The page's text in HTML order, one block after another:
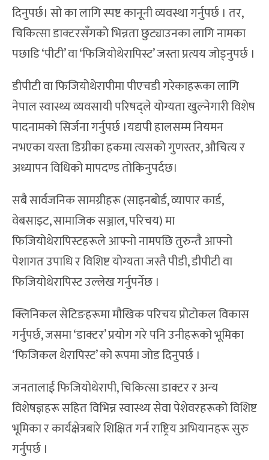
दिनुपर्छ। सो का लागि स्पष्ट कानूनी व्यवस्था गर्नुपर्छ । तर,
चिकित्सा डाक्टरसँगको भिन्नता छुट्याउनका लागि नामका
पछाडि ‘पीटी’ वा ‘फिजियोथेरापिस्ट’ जस्ता प्रत्यय जोड्नुपर्छ ।
डीपीटी वा फिजियोथेरापीमा पीएचडी गरेकाहरूका लागि
नेपाल स्वास्थ्य व्यवसायी परिषद्ले योग्यता खुल्नेगारी विशेष
पादनामको सिर्जना गर्नुपर्छ ।यद्यपी हालसम्म नियमन
नभएका यस्ता डिग्रीका हकमा त्यसको गुणस्तर, औचित्य र
अध्यापन विधिको मापदण्ड तोकिनुपर्दछ।
सबै सार्वजनिक सामग्रीहरू (साइनबोर्ड, व्यापार कार्ड,
वेबसाइट, सामाजिक सञ्जाल, परिचय) मा
फिजियोथेरापिस्टहरूले आफ्नो नामपछि तुरुन्तै आफ्नो
पेशागत उपाधि र विशिष्ट योग्यता जस्तै पीडी, डीपीटी वा
फिजियोथेरापिस्ट उल्लेख गर्नुपर्नेछ ।
क्लिनिकल सेटिङहरूमा मौखिक परिचय प्रोटोकल विकास
गर्नुपर्छ, जसमा ‘डाक्टर’ प्रयोग गरे पनि उनीहरूको भूमिका
‘फिजिकल थेरापिस्ट’ को रूपमा जोड दिनुपर्छ ।
जनतालाई फिजियोथेरापी, चिकित्सा डाक्टर र अन्य
विशेषज्ञहरू सहित विभिन्न स्वास्थ्य सेवा पेशेवरहरूको विशिष्ट
भूमिका र कार्यक्षेत्रबारे शिक्षित गर्न राष्ट्रिय अभियानहरू सुरु
गर्नुपर्छ ।